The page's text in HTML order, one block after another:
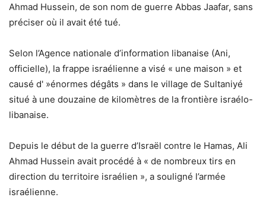
Ahmad Hussein, de son nom de guerre Abbas Jaafar, sans
préciser où il avait été tué.
Selon l’Agence nationale d’information libanaise (Ani,
officielle), la frappe israélienne a visé « une maison » et
causé d' »énormes dégâts » dans le village de Sultaniyé
situé à une douzaine de kilomètres de la frontière israélo-
libanaise.
Depuis le début de la guerre d’Israël contre le Hamas, Ali
Ahmad Hussein avait procédé à « de nombreux tirs en
direction du territoire israélien », a souligné l’armée
israélienne.